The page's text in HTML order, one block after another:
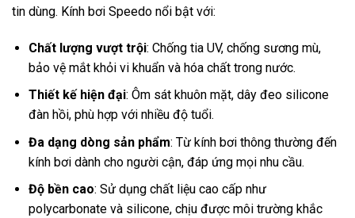
tin dùng. Kính bơi Speedo nổi bật với:
Chất lượng vượt trội: Chống tia UV, chống sương mù,
bảo vệ mắt khỏi vi khuẩn và hóa chất trong nước.
Thiết kế hiện đại: Ôm sát khuôn mặt, dây đeo silicone
đàn hồi, phù hợp với nhiều độ tuổi.
Đa dạng dòng sản phẩm: Từ kính bơi thông thường đến
kính bơi dành cho người cận, đáp ứng mọi nhu cầu.
Độ bền cao: Sử dụng chất liệu cao cấp như
polycarbonate và silicone, chịu được môi trường khắc